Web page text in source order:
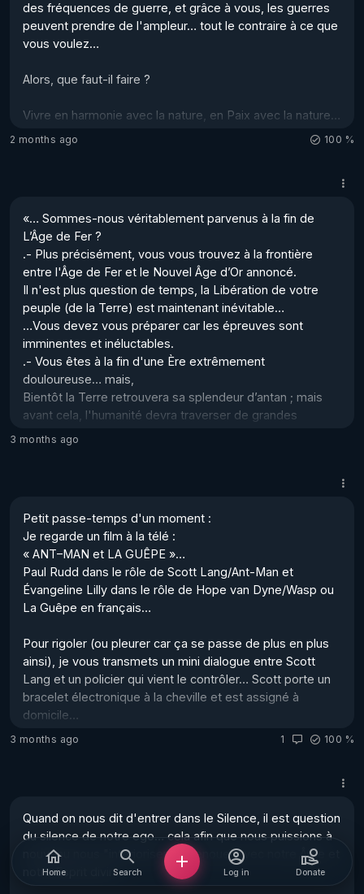
des fréquences de guerre, et grâce à vous, les guerres
peuvent prendre de l'ampleur… tout le contraire à ce que
vous voulez…
Alors, que faut-il faire ?
Vivre en harmonie avec la nature, en Paix avec la nature…
sortir en forêt, dans les campagnes, au bord des lacs, et
Il s'agit de nourrir notre Âme avec ce qu'il y a de mieux…
Si vous portez la Joie dans votre Cœur, vous arrêterez
les guerres autour de vous, car les Fré...
2 months ago 100 %
«… Sommes-nous véritablement parvenus à la fin de
L’Âge de Fer ?
.- Plus précisément, vous vous trouvez à la frontière
entre l'Âge de Fer et le Nouvel Âge d’Or annoncé.
Il n'est plus question de temps, la Libération de votre
peuple (de la Terre) est maintenant inévitable…
…Vous devez vous préparer car les épreuves sont
imminentes et inéluctables.
.- Vous êtes à la fin d'une Ère extrêmement
douloureuse… mais,
Bientôt la Terre retrouvera sa splendeur d’antan ; mais
avant cela, l'humanité devra traverser de grandes
souffrances pour éveiller les consciences encore
…Imaginez une immense vague provenant du Cosmos.
Cette vague déferlera sur la Terre comme un tsunami,
emportant ceu...
3 months ago
Petit passe-temps d'un moment :
Je regarde un film à la télé :
« ANT–MAN et LA GUÊPE »…
Paul Rudd dans le rôle de Scott Lang/Ant-Man et
Évangeline Lilly dans le rôle de Hope van Dyne/Wasp ou
La Guêpe en français…
Pour rigoler (ou pleurer car ça se passe de plus en plus
ainsi), je vous transmets un mini dialogue entre Scott
Lang et un policier qui vient le contrôler… Scott porte un
bracelet électronique à la cheville et est assigné à
domicile…
-. Pourquoi vous ne laissez pas un peu mon papa
tranquille ?
-. (Le policier)… Ton papa a enfreint la loi en Allemagne
3 months ago 1 100 %
Quand on nous dit d'entrer dans le Silence, il est question
du silence de notre ego… cela afin que nous puissions à
nouveau nous "intérioriser" et renouer avec notre Âme et
notre Esprit divin…
Home Search Log in Donate